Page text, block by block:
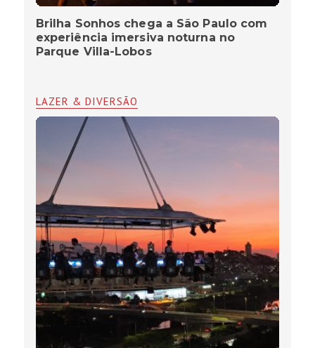
Brilha Sonhos chega a São Paulo com
experiência imersiva noturna no
Parque Villa-Lobos
LAZER & DIVERSÃO